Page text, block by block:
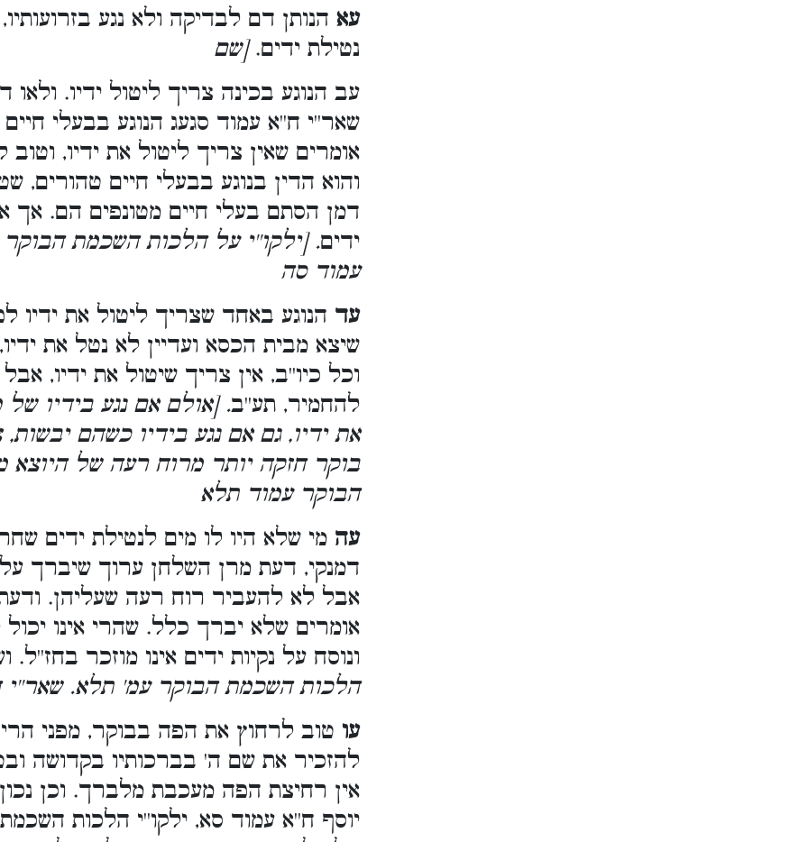
עא הנותן דם לבדיקה ולא נגע
נטילת ידים.[שם
עב הנוגע בכינה צריך ליטול ידיו.
שאר''י ח''א עמוד סגעג הנוגע בבעלי
אומרים שאין צריך ליטול את ידיו,
והוא הדין בנוגע בבעלי חיים טהורים,
דמן הסתם בעלי חיים מטונפים הם. אך
ידים. [ילקו''י על הלכות השכמת
עמוד סה
עד הנוגע באחד שצריך ליטול את ידיו
שיצא מבית הכסא ועדיין לא נטל את
וכל כיו''ב, אין צריך שיטול את ידיו,
להחמיר, תע''ב. [אולם אם נגע בידיו של
את ידיו, גם אם נגע בידיו כשהם
בוקר חזקה יותר מרוח רעה של היוצא
הבוקר עמוד תלא
עה מי שלא היו לו מים לנטילת ידים
דמנקי, דעת מרן השלחן ערוך שיברך על
אבל לא להעביר רוח רעה שעליהן.
אומרים שלא יברך כלל. שהרי אינו
ונוסח על נקיות ידים אינו מוזכר
הלכות השכמת הבוקר עמ' תלא.
עו טוב לרחוץ את הפה בבוקר, מפני
להזכיר את שם ה' בברכותיו בקדושה
אין רחיצת הפה מעכבת מלברך. וכן
יוסף ח''א עמוד סא, ילקו''י הלכות